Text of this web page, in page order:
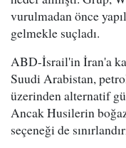
vurulmadan önce
gelmekle suçladı.
ABD-İsrail'in İran'a
Suudi Arabistan,
üzerinden alternatif
Ancak Husilerin
seçeneği de